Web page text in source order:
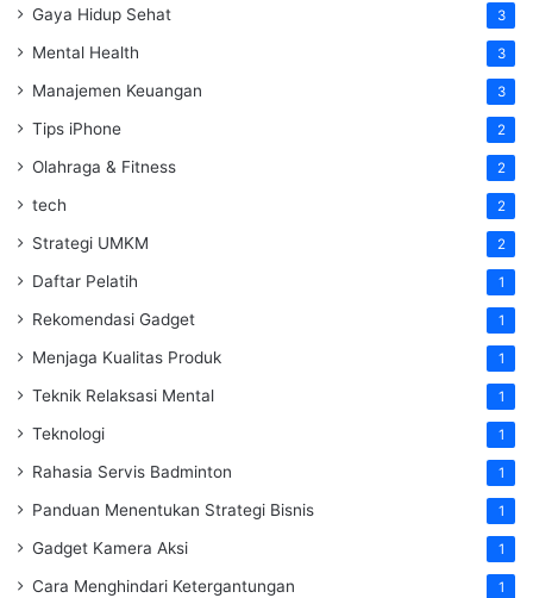
Gaya Hidup Sehat 3
Mental Health 3
Manajemen Keuangan 3
Tips iPhone 2
Olahraga & Fitness 2
tech 2
Strategi UMKM 2
Daftar Pelatih 1
Rekomendasi Gadget 1
Menjaga Kualitas Produk 1
Teknik Relaksasi Mental 1
Teknologi 1
Rahasia Servis Badminton 1
Panduan Menentukan Strategi Bisnis 1
Gadget Kamera Aksi 1
Cara Menghindari Ketergantungan 1